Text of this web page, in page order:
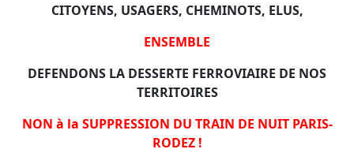
CITOYENS, USAGERS, CHEMINOTS, ELUS,
ENSEMBLE
DEFENDONS LA DESSERTE FERROVIAIRE DE NOS
TERRITOIRES
NON à la SUPPRESSION DU TRAIN DE NUIT PARIS-
RODEZ !